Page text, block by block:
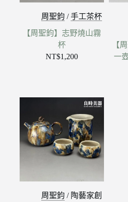
周聖鈞 /手工茶杯
【周聖鈞】志野燒山霧
杯
NT$1,200
【
一
周聖鈞 / 陶藝家創